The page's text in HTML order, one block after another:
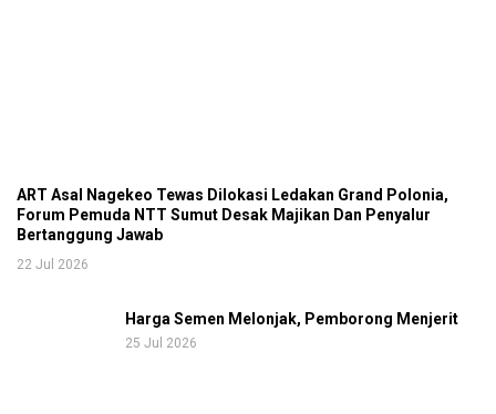
ART Asal Nagekeo Tewas Dilokasi Ledakan Grand Polonia,
Forum Pemuda NTT Sumut Desak Majikan Dan Penyalur
Bertanggung Jawab
22 Jul 2026
Harga Semen Melonjak, Pemborong Menjerit
25 Jul 2026